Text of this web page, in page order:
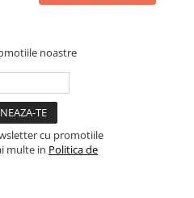
noastre
cu promotiile
multe in Politica de